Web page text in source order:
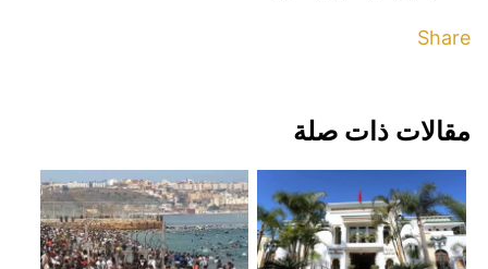
Share
مقالات ذات صلة